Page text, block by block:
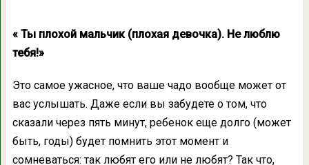
« Ты плохой мальчик (плохая девочка). Не люблю
тебя!»
Это самое ужасное, что ваше чадо вообще может от
вас услышать. Даже если вы забудете о том, что
сказали через пять минут, ребенок еще долго (может
быть, годы) будет помнить этот момент и
сомневаться: так любят его или не любят? Так что,